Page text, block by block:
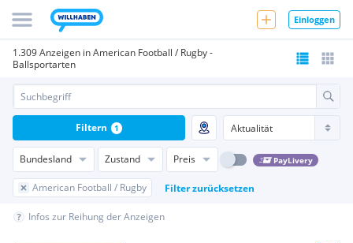
Einloggen
1.309 Anzeigen in American Football / Rugby -
Ballsportarten
Bundesland Zustand Preis PayLivery
American Football / Rugby Filter zurücksetzen
Filtern 1
Infos zur Reihung der Anzeigen